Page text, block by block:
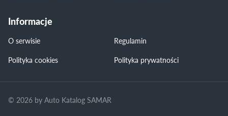
Informacje
O serwisie
Regulamin
Polityka cookies
Polityka prywatności
© 2026 by Auto Katalog SAMAR